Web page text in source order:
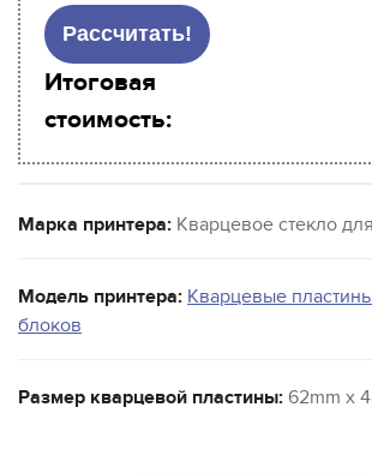
Итоговая
стоимость:
Марка принтера: Кварцевое стекло
Модель принтера: Кварцевые
блоков
Размер кварцевой пластины: